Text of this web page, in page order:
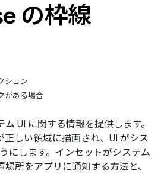
の枠線
ション
がある場合
UI に関する情報を提供します。
正しい領域に描画され、UI がシス
にします。インセットがシステム
所をアプリに通知する方法と、